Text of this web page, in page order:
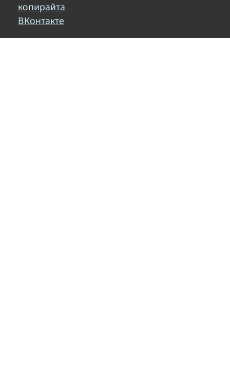
копирайта
ВКонтакте